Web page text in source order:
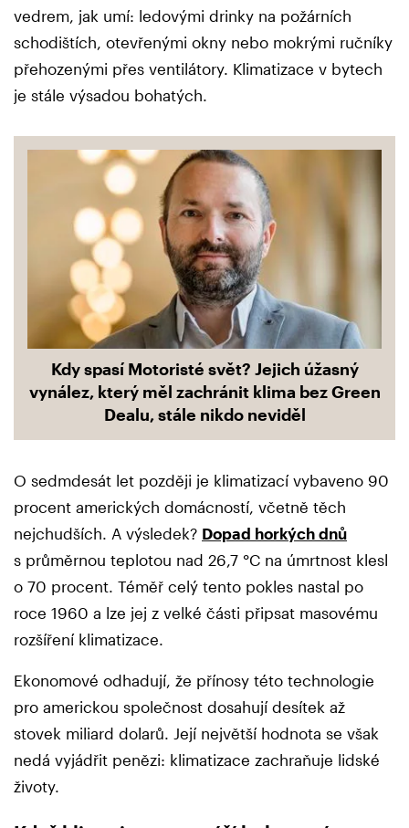
vedrem, jak umí: ledovými drinky na požárních
schodištích, otevřenými okny nebo mokrými ručníky
přehozenými přes ventilátory. Klimatizace v bytech
je stále výsadou bohatých.
Kdy spasí Motoristé svět? Jejich úžasný
vynález, který měl zachránit klima bez Green
Dealu, stále nikdo neviděl
O sedmdesát let později je klimatizací vybaveno 90
procent amerických domácností, včetně těch
nejchudších. A výsledek? Dopad horkých dnů
s průměrnou teplotou nad 26,7 °C na úmrtnost klesl
o 70 procent. Téměř celý tento pokles nastal po
roce 1960 a lze jej z velké části připsat masovému
rozšíření klimatizace.
Ekonomové odhadují, že přínosy této technologie
pro americkou společnost dosahují desítek až
stovek miliard dolarů. Její největší hodnota se však
nedá vyjádřit penězi: klimatizace zachraňuje lidské
životy.